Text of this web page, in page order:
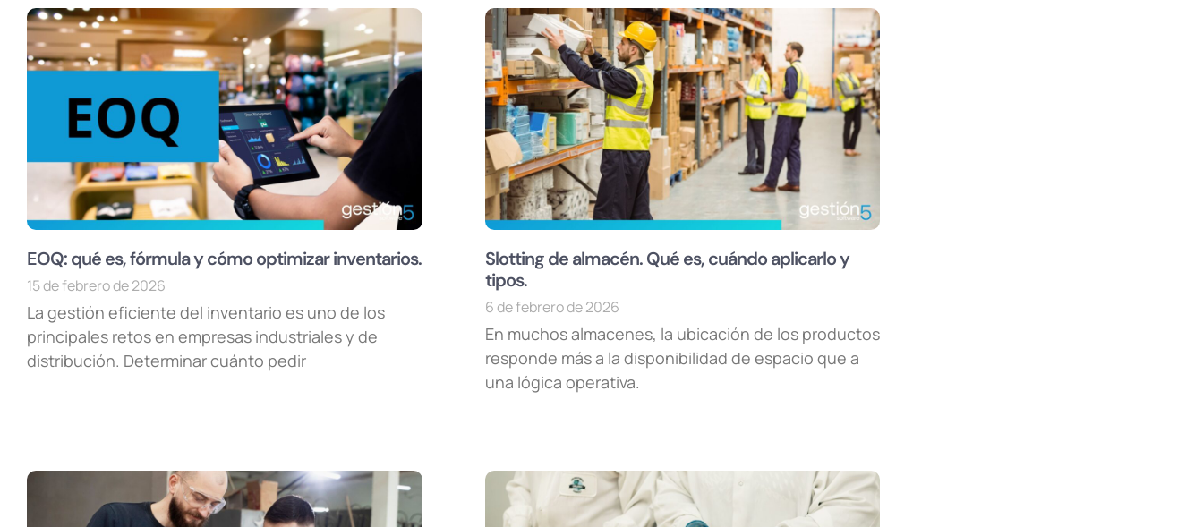
EOQ: qué es, fórmula y cómo optimizar inventarios.
15 de febrero de 2026
La gestión eficiente del inventario es uno de los
principales retos en empresas industriales y de
distribución. Determinar cuánto pedir
Slotting de almacén. Qué es, cuándo aplicarlo y
tipos.
6 de febrero de 2026
En muchos almacenes, la ubicación de los productos
responde más a la disponibilidad de espacio que a
una lógica operativa.